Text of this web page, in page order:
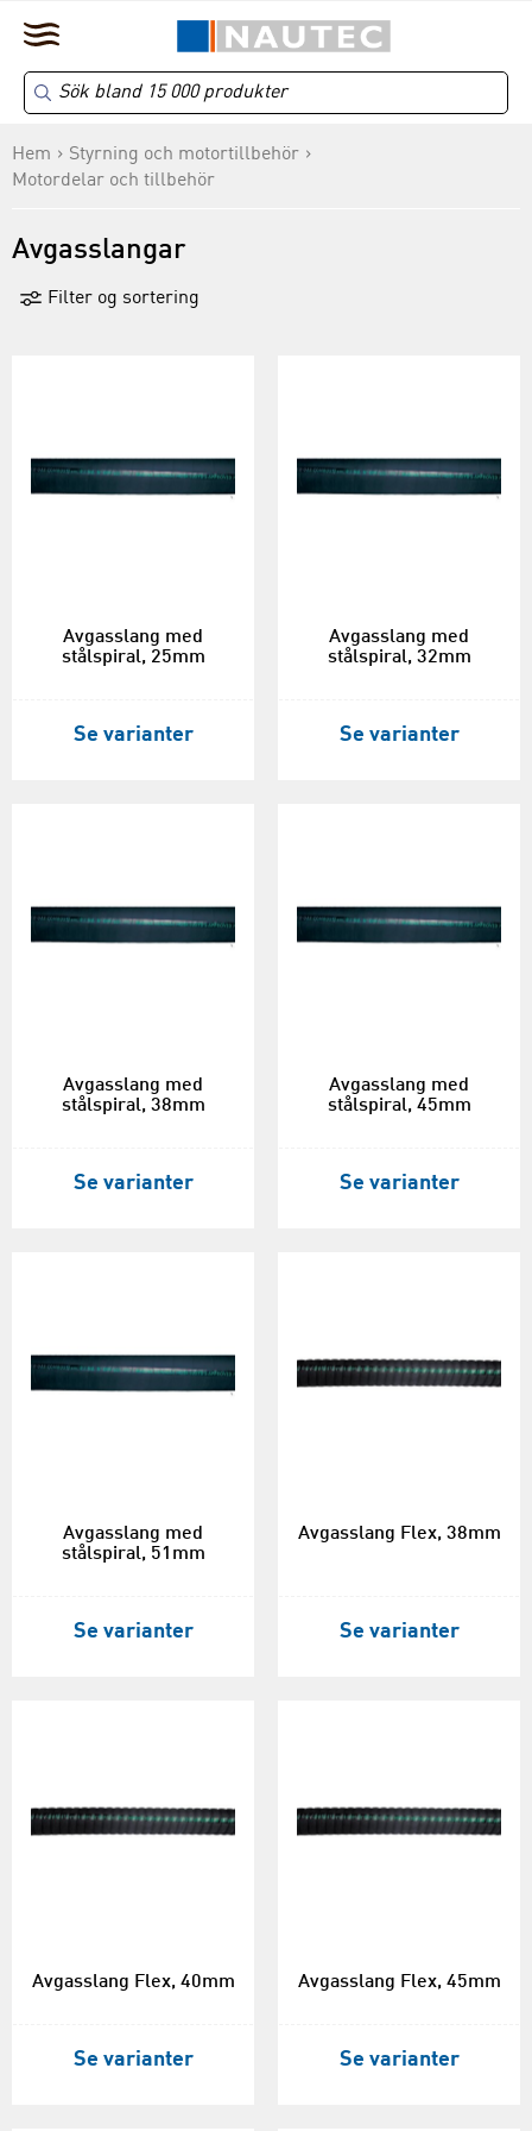
Hem
Styrning och motortillbehör
Motordelar och tillbehör
Avgasslangar
Filter og sortering
Avgasslang med
stålspiral, 25mm
Se varianter
Avgasslang med
stålspiral, 32mm
Se varianter
Avgasslang med
stålspiral, 38mm
Se varianter
Avgasslang med
stålspiral, 45mm
Se varianter
Avgasslang med
stålspiral, 51mm
Se varianter
Avgasslang Flex, 38mm
Se varianter
Avgasslang Flex, 40mm
Se varianter
Avgasslang Flex, 45mm
Se varianter